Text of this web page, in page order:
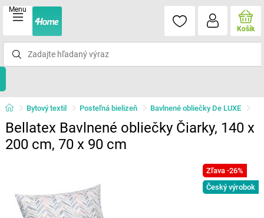
Menu
Košík
Bytový textil Posteľná bielizeň Bavlnené obliečky De LUXE
Bellatex Bavlnené obliečky Čiarky, 140 x
200 cm, 70 x 90 cm
Zľava -26%
Český výrobok